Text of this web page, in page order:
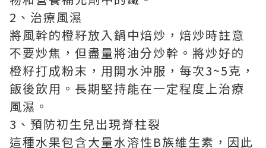
2、治療風濕
將風幹的橙籽放入鍋中焙炒，焙炒時註意
不要炒焦，但盡量將油分炒幹。將炒好的
橙籽打成粉末，用開水沖服，每次3~5克，
飯後飲用。長期堅持能在一定程度上治療
風濕。
3、預防初生兒出現脊柱裂
這種水果包含大量水溶性B族維生素，因此